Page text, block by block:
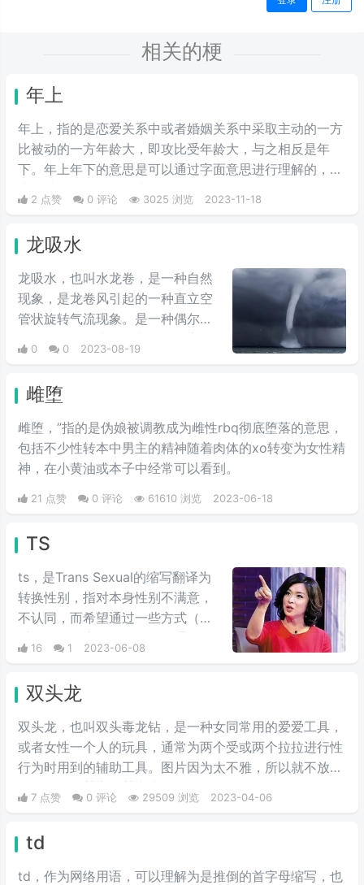
相关的梗
年上
年上，指的是恋爱关系中或者婚姻关系中采取主动的一方
比被动的一方年龄大，即攻比受年龄大，与之相反是年
下。年上年下的意思是可以通过字面意思进行理解的，年
2 点赞 0 评论 3025 浏览 2023-11-18
龙吸水
龙吸水，也叫水龙卷，是一种自然
现象，是龙卷风引起的一种直立空
管状旋转气流现象。是一种偶尔出
现在温暖水面上空的龙卷风，它的
上端与雷雨云相接，下端直接延伸
的风具有很大的吸吮作用，可把水
吸离海面，形成水柱，然后同云相
接，因此俗称“龙吸水”。
0 0 2023-08-19
雌堕
雌堕，”指的是伪娘被调教成为雌性rbq彻底堕落‌‌‌‌‌‌‌‌‌‌‌‌的意思，
包括不少性转本中男主的精神随着肉体的xo转变为女性精
神，在小黄油或本子中经常可以看到。
21 点赞 0 评论 61610 浏览 2023-06-18
TS
ts，是Tr‌‌‌‌‌‌‌‌‌ans Sexual的缩写翻译为
转换性别，指对本身性别不满意，
不认同，而希望通过一些方式（如
手术等）改变自己性别者，通常他
们自称为“天使”（ts源于天使的拼
体，用于描述那些自身性别认同与
出生时生理性别不一致的人。​目前
在网络中，很多人把TS等同于人
妖，因为大部分ts都是通过变装的
形式通过外表改变成为“ts”。
16 1 2023-06-08
双头龙
双头龙，也叫双头毒龙钻，是一种女同常用的爱爱工具，
或者女性一个人的玩具，通常为两个受或两个拉拉进行性
行为时用到的辅助工具。图片因为太不雅，所以就不放
了，可以在某宝，某东上卖到。
7 点赞 0 评论 29509 浏览 2023-04-06
td
td，作为网络用语，可以理解为是推倒的首字母缩写，也